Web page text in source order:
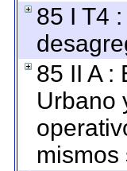
85 I T4
85 II A :
Urbano
mismos